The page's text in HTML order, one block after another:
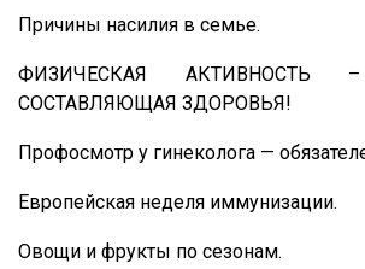
Причины насилия в семье.
ФИЗИЧЕСКАЯ АКТИВНОСТЬ
СОСТАВЛЯЮЩАЯ ЗДОРОВЬЯ!
Профосмотр у гинеколога —
Европейская неделя иммунизации.
Овощи и фрукты по сезонам.